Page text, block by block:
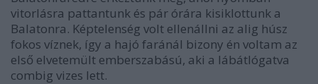
vitorlásra pattantunk és pár órára kisiklottunk a
Balatonra. Képtelenség volt ellenállni az alig húsz
fokos víznek, így a hajó faránál bizony én voltam az
első elvetemült emberszabású, aki a lábátlógatva
combig vizes lett.